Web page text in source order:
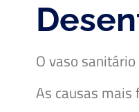
O vaso
As causas mais